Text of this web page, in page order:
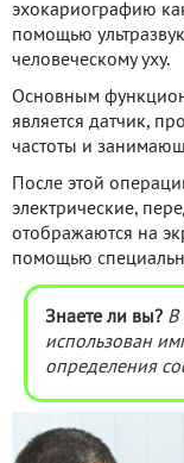
эхокариографию
помощью
человеческому уху.
Основным
является датчик,
частоты и
После этой
электрические,
отображаются на
помощью
Знаете ли вы? В
использован
определения